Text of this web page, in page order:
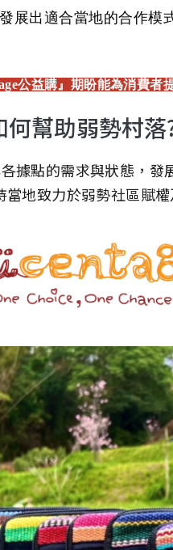
展出適合當地的合作
公益購』期盼能為消費者
何幫助弱勢村落
據點的需求與狀態，發
地致力於弱勢社區賦